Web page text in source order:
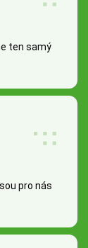
ten samý
pro nás